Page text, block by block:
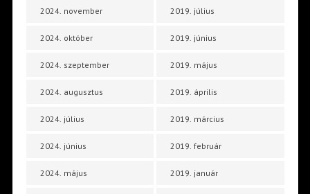
2024. november
2024. október
2024. szeptember
2024. augusztus
2024. július
2024. június
2024. május
2019. július
2019. június
2019. május
2019. április
2019. március
2019. február
2019. január